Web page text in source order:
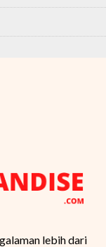
lebih dari